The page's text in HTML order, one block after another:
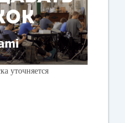
уточняется